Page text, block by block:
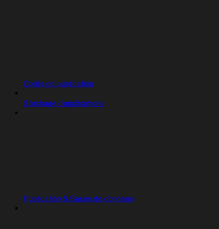
Coûts de publication
Stockage d'applications
Publication & Bases de données